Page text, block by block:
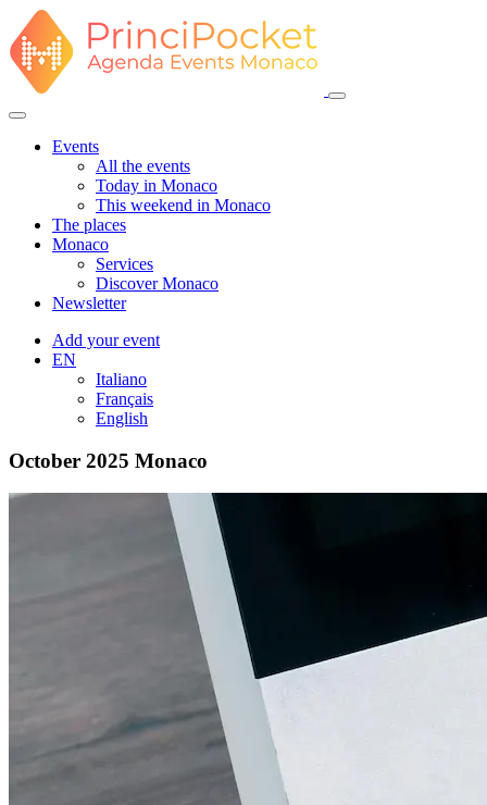
Events
All the events
Today in Monaco
This weekend in Monaco
The places
Monaco
Services
Discover Monaco
Newsletter
Add your event
EN
Italiano
Français
English
October 2025 Monaco